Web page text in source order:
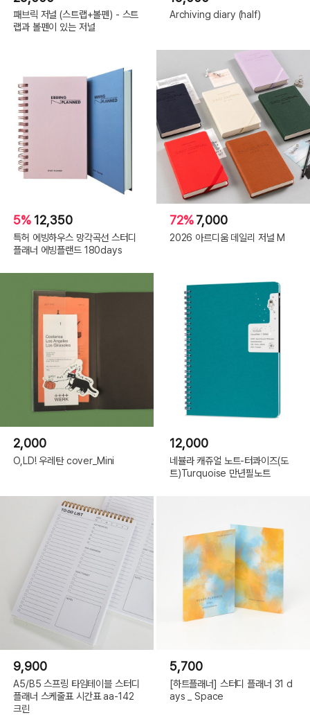
패브릭 저널 (스트랩+볼펜) - 스트
랩과 볼펜이 있는 저널
Archiving diary (half)
5% 12,350
특허 에빙하우스 망각곡선 스터디
플래너 에빙플랜드 180days
72%7,000
2026 아르디움 데일리 저널 M
2,000
O,LD! 우레탄 cover_Mini
12,000
네뷸라 캐쥬얼 노트-터콰이즈(도
트)Turquoise 만년필노트
9,900
A5/B5 스프링 타임테이블 스터디
플래너 스케줄표 시간표 aa-142
크린
5,700
[하트플래너] 스터디 플래너 31 d
ays _ Space